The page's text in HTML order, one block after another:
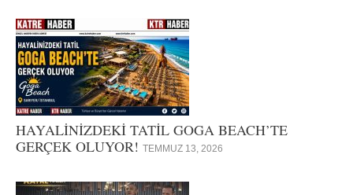
HAYALİNİZDEKİ TATİL GOGA BEACH’TE
GERÇEK OLUYOR! TEMMUZ 13, 2026